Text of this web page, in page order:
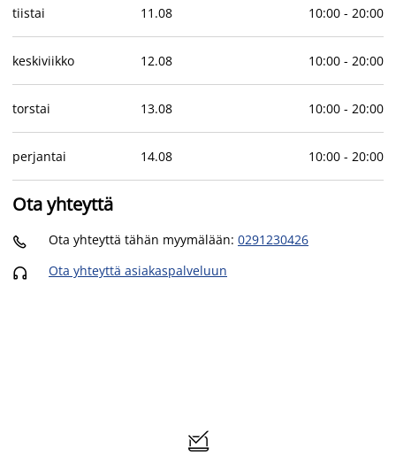
tiistai 11 .08 10:00- 20:00
keskiviikko 12.08 10:00- 20:00
torstai 13.08 10:00- 20:00
perjantai 14.08 10:00- 20:00
Ota yhteyttä
 Ota yhteyttä tähän myymälään: 0291230426
 Ota yhteyttä asiakaspalveluun
